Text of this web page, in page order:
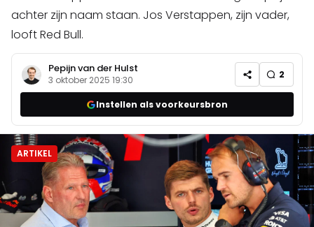
achter zijn naam staan. Jos Verstappen, zijn vader,
looft Red Bull.
Pepijn van der Hulst
3 oktober 2025 19:30 2
Instellen als voorkeursbron
ARTIKEL